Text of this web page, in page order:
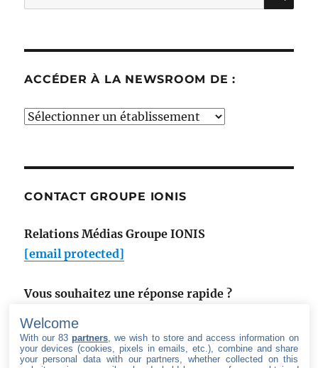
pour :
ACCÉDER À LA NEWSROOM DE :
Accéder
de
CONTACT GROUPE IONIS
Relations Médias Groupe IONIS
[email protected]
Vous souhaitez une réponse rapide ?
Welcome
With our 83 partners , we wish to store and access information on
your devices (cookies, pixels in emails, etc.), combine and share
your personal data with our partners, whether collected on this